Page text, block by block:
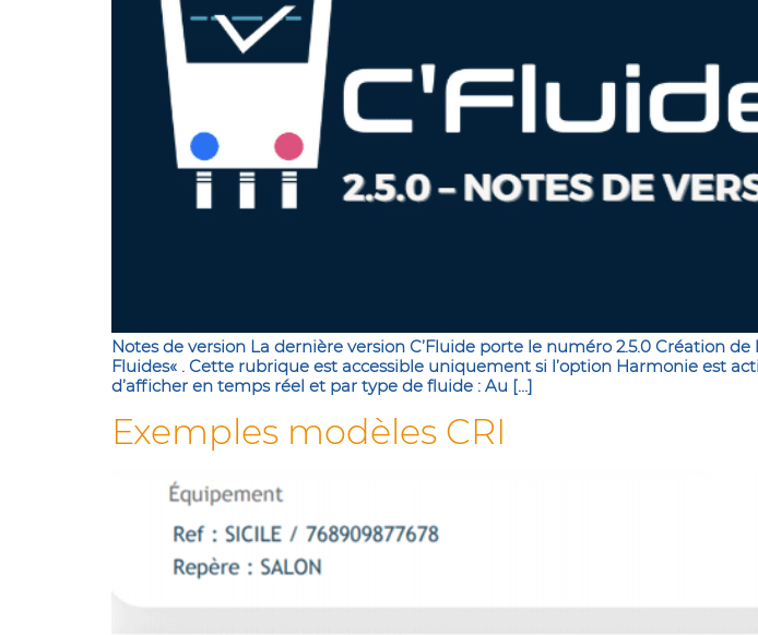
Notes de version La dernière version C’Fluide porte le numéro 2.5.0 Création
Fluides« . Cette rubrique est accessible uniquement si l’option Harmonie est
d’afficher en temps réel et par type de fluide : Au […]
Exemples modèles CRI